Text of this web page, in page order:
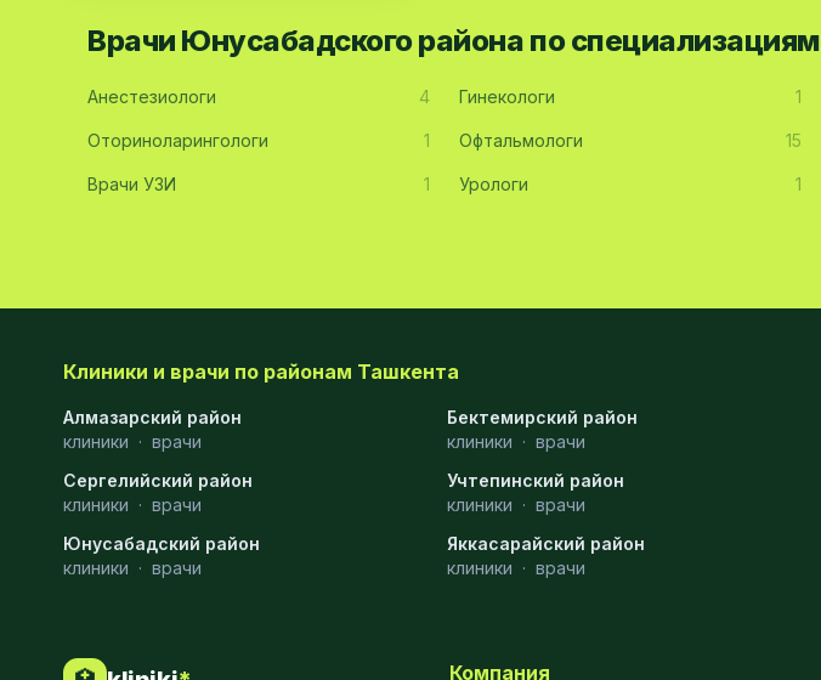
Стоматология 9
Физиотерапия
Ортопедия
Пластическая хирургия
Врачи Юнусабадского района по специализациям
Анестезиологи 4 Гинекологи 1
Оториноларингологи 1 Офтальмологи 15
Врачи УЗИ 1 Урологи 1
Клиники и врачи по районам Ташкента
Алмазарский район
клиники · врачи
Бектемирский район
клиники · врачи
Сергелийский район
клиники · врачи
Учтепинский район
клиники · врачи
Юнусабадский район
клиники · врачи
Яккасарайский район
клиники · врачи
Компания